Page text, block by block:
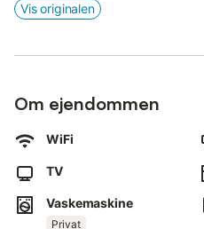
En alternativ sovemulighed er
hybridmadras, skuffemøbler,
skrivebord, stol og en ventilator.
Sengelinned er tilgængeligt.
Køkkenet indeholder et
opvaskemaskine, varmluftsovn,
mikroovn, elkedel,
Vis originalen
Om ejendommen
WiFi
TV
Vaskemaskine
Privat